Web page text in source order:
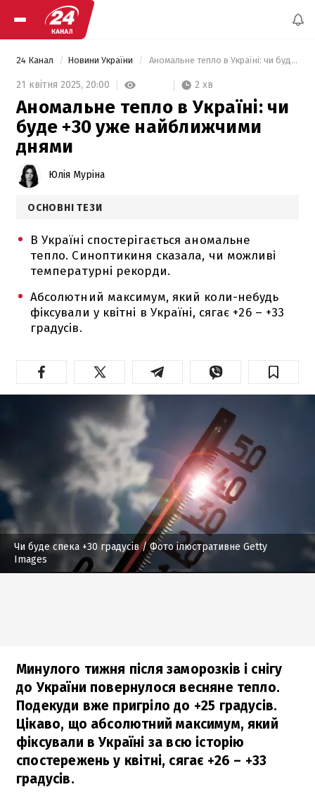
24 Канал Новини України Аномальне тепло в Україні: чи буде +30 уже найближчими днями
21 квітня 2025, 20:00 2 хв
Аномальне тепло в Україні: чи
буде +30 уже найближчими
днями
Юлія Муріна
ОСНОВНІ ТЕЗИ
В Україні спостерігається аномальне
тепло. Синоптикиня сказала, чи можливі
температурні рекорди.
Абсолютний максимум, який коли-небудь
фіксували у квітні в Україні, сягає +26 – +33
градусів.
Чи буде спека +30 градусів/ Фото ілюстративне Getty
Images
Минулого тижня після заморозків і снігу
до України повернулося весняне тепло.
Подекуди вже пригріло до +25 градусів.
Цікаво, що абсолютний максимум, який
фіксували в Україні за всю історію
спостережень у квітні, сягає +26 – +33
градусів.